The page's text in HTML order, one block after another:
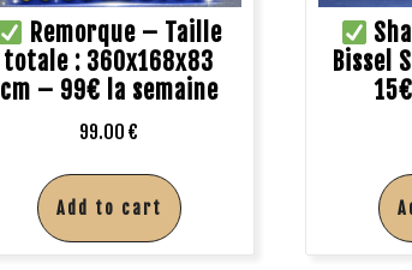
Remorque – Taille
totale : 360x168x83
cm – 99€ la semaine
99.00€
Add to cart
Bissel